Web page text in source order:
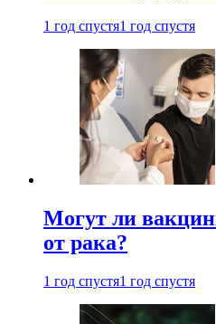
1 год спустя1 год спустя
Могут ли
от рака?
1 год спустя1 год спустя